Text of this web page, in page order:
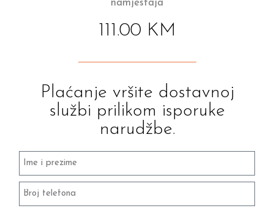
111.00 KM
Plaćanje vršite dostavnoj
službi prilikom isporuke
narudžbe.